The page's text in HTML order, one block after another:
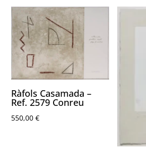
Ràfols Casamada –
Ref. 2579 Conreu
550,00€